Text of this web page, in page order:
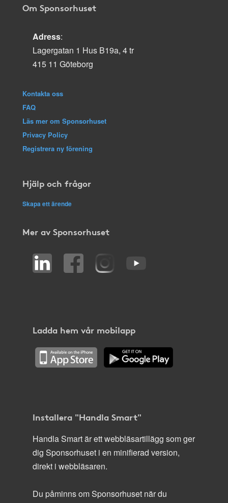
Om Sponsorhuset
Adress:
Lagergatan 1 Hus B19a, 4 tr
415 11 Göteborg
Kontakta oss
FAQ
Läs mer om Sponsorhuset
Privacy Policy
Registrera ny förening
Hjälp och frågor
Skapa ett ärende
Mer av Sponsorhuset
Ladda hem vår mobilapp
Installera "Handla Smart"
Handla Smart är ett webbläsartillägg som ger
dig Sponsorhuset i en minifierad version,
direkt i webbläsaren.
Du påminns om Sponsorhuset när du